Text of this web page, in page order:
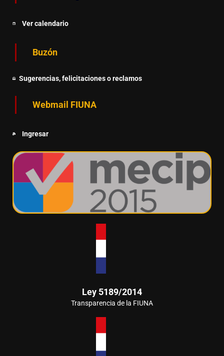
Ver calendario
Buzón
Sugerencias, felicitaciones o reclamos
Webmail FIUNA
Ingresar
Ley 5189/2014
Transparencia de la FIUNA